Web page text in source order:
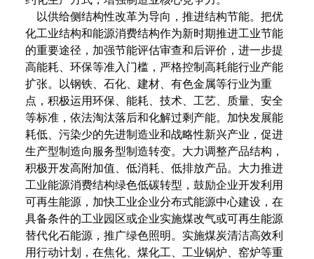
以供给侧结构性改革为导向，推进结构节能。把优
化工业结构和能源消费结构作为新时期推进工业节能
的重要途径，加强节能评估审查和后评价，进一步提
高能耗、环保等准入门槛，严格控制高耗能行业产能
扩张。以钢铁、石化、建材、有色金属等行业为重
点，积极运用环保、能耗、技术、工艺、质量、安全
等标准，依法淘汰落后和化解过剩产能。加快发展能
耗低、污染少的先进制造业和战略性新兴产业，促进
生产型制造向服务型制造转变。大力调整产品结构，
积极开发高附加值、低消耗、低排放产品。大力推进
工业能源消费结构绿色低碳转型，鼓励企业开发利用
可再生能源，加快工业企业分布式能源中心建设，在
具备条件的工业园区或企业实施煤改气或可再生能源
替代化石能源，推广绿色照明。实施煤炭清洁高效利
用行动计划，在焦化、煤化工、工业锅炉、窑炉等重